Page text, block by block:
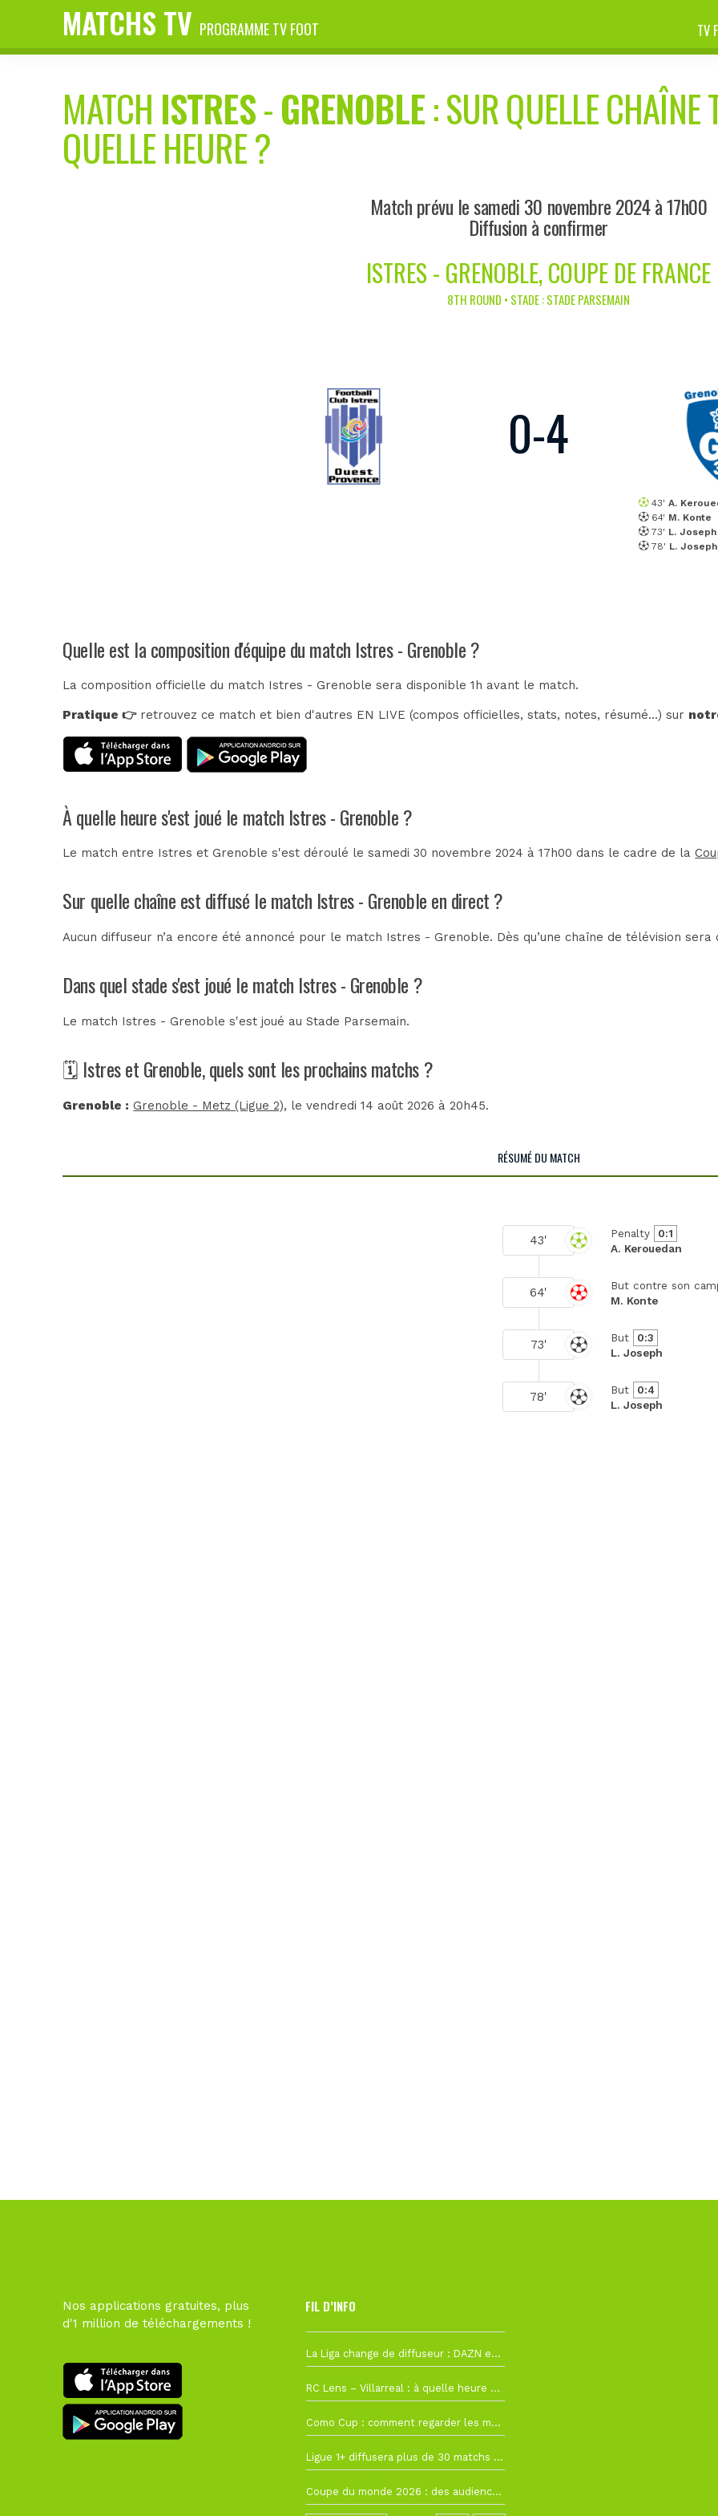
MATCHS TV PROGRAMME TV FOOT TV
MATCH ISTRES-GRENOBLE: SUR QUELLE CHAÎNE
QUELLE HEURE ?
Match prévu le samedi 30 novembre 2024 à 17h00
Diffusion à confirmer
ISTRES - GRENOBLE, COUPE DE FRANCE
8TH ROUND • STADE : STADE PARSEMAIN
0-4
43'A.
64' M. Konte
73' L. Joseph
78' L. Joseph
Quelle est la composition d'équipe du match Istres - Grenoble ?
La composition officielle du match Istres - Grenoble sera disponible 1h avant le match.
Pratique 👉retrouvez ce match et bien d'autres EN LIVE (compos officielles, stats, notes, résumé...) sur
À quelle heure s'est joué le match Istres - Grenoble ?
Le match entre Istres et Grenoble s'est déroulé le samedi 30 novembre 2024 à 17h00 dans le cadre de la
Sur quelle chaîne est diffusé le match Istres - Grenoble en direct ?
Aucun diffuseur n’a encore été annoncé pour le match Istres - Grenoble. Dès qu’une chaîne de télévision
Dans quel stade s'est joué le match Istres - Grenoble ?
Le match Istres - Grenoble s'est joué auStade Parsemain.
🗓️ Istres et Grenoble, quels sont les prochains matchs ?
Grenoble : Grenoble - Metz (Ligue 2), le vendredi 14 août 2026 à 20h45.
RÉSUMÉ DU MATCH
43' Penalty
0:1
A. Kerouedan
64' But contre son
M. Konte
73' But
0:3
L. Joseph
78' But
0:4
L. Joseph
Nos applications gratuites, plus
d'1 million de téléchargements !
FIL D’INFO
La Liga change de diffuseur : DAZN et Disney+ remplacent beIN Sports !
RC Lens – Villarreal : à quelle heure et sur quelle chaîne voir la finale de la Como Cup ?
Como Cup : comment regarder les matchs du RC Lens en direct ?
Ligue 1+ diffusera plus de 30 matchs amicaux avant la reprise de la Ligue 1
Coupe du monde 2026 : des audiences record, mais M6 devrait perdre très gros !